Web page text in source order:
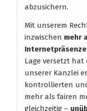
abzusichern.
Mit unserem
inzwischen mehr
Lage versetzt
unserer Kanzlei
kontrollierten
mehr als fairen
gleichzeitig –